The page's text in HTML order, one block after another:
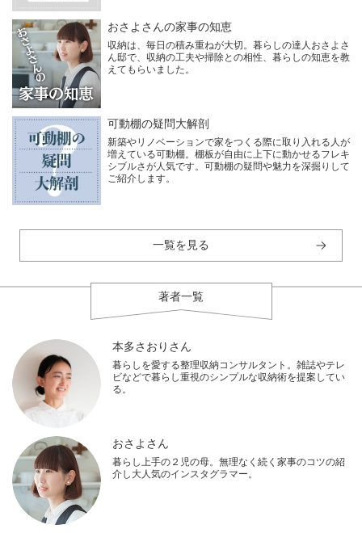
おさよさんの家事の知恵
収納は、毎日の積み重ねが大切。暮らしの達人おさよさ
ん邸で、収納の工夫や掃除との相性、暮らしの知恵を教
えてもらいました。
可動棚の疑問大解剖
新築やリノベーションで家をつくる際に取り入れる人が
増えている可動棚。棚板が自由に上下に動かせるフレキ
シブルさが人気です。可動棚の疑問や魅力を深掘りして
ご紹介します。
一覧を見る
著者一覧
本多さおりさん
暮らしを愛する整理収納コンサルタント。雑誌やテレ
ビなどで暮らし重視のシンプルな収納術を提案してい
る。
おさよさん
暮らし上手の２児の母。無理なく続く家事のコツの紹
介し大人気のインスタグラマー。